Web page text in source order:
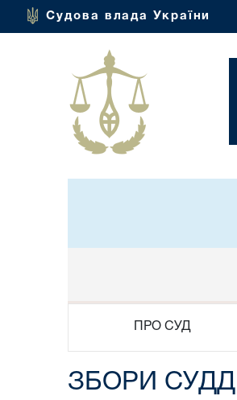
Судова влада України
ПРО СУД
ЗБОРИ